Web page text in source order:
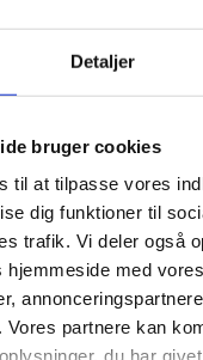
Detaljer
bruger cookies
til at tilpasse vores
dig funktioner til
trafik. Vi deler også
hjemmeside med
Vores partnere kan
du har
glas afløb
glas afløb
systemer
indretning
brusere
og grill
have Pavilloner
til luksus pavilloner
Deco Have pavilloner